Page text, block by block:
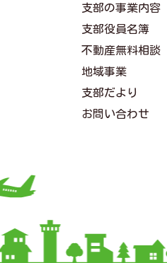
支部の事業内容
支部役員名簿
不動産無料相談
地域事業
支部だより
お問い合わせ